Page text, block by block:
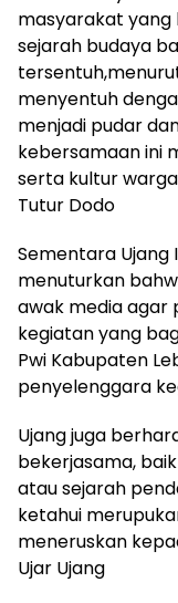
masyarakat yang
sejarah budaya
menyentuh
menjadi pudar
kebersamaan ini
serta kultur
Tutur Dodo
Sementara Ujang
menuturkan
awak media agar
kegiatan yang
Pwi Kabupaten
penyelenggara
Ujang juga
bekerjasama,
atau sejarah
ketahui
meneruskan
Ujar Ujang